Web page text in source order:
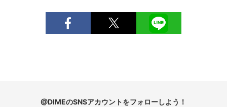
@DIMEのSNSアカウントをフォローしよう！